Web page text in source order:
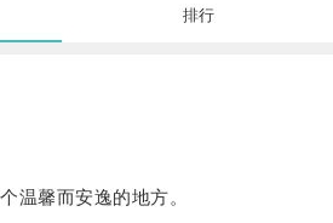
排行
馨而安逸的地方。